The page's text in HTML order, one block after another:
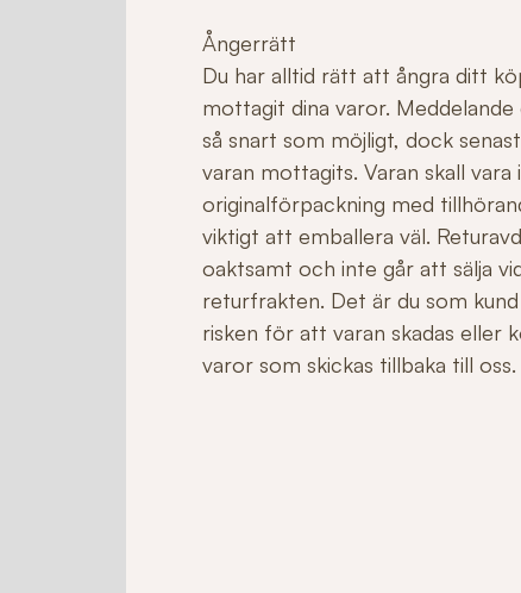
Ångerrätt
Du har alltid rätt att ångra ditt
mottagit dina varor.
så snart som möjligt, dock
varan mottagits. Varan skall
originalförpackning med
viktigt att emballera väl.
oaktsamt och inte går att sälja
returfrakten. Det är du som
risken för att varan skadas
varor som skickas tillbaka till oss.